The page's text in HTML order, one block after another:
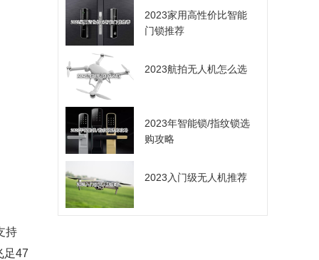
持
足47
2023家用高性价比智能
门锁推荐
2023航拍无人机怎么选
2023年智能锁/指纹锁选
购攻略
2023入门级无人机推荐